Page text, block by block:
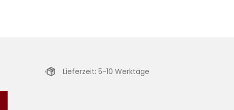
Lieferzeit: 5-10 Werktage